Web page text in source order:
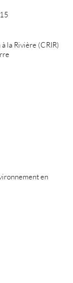
la Rivière (CRIR)
en